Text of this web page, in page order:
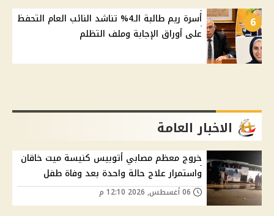
6
أسرة ريم طالبة الـ4% تناشد النائب العام التحفظ
على أوراق الإجابة وملف التظلم
الاخبار العامة
خروج معظم مصابي أتوبيس كنيسة ميت خاقان
واستمرار علاج حالة واحدة بعد وفاة طفل